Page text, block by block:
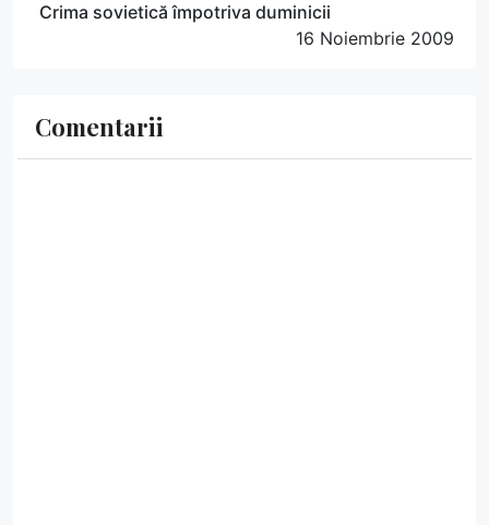
Crima sovietică împotriva duminicii
16 Noiembrie 2009
Comentarii